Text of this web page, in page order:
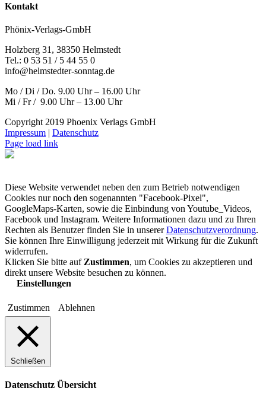
Kontakt
Phönix-Verlags-GmbH
Holzberg 31, 38350 Helmstedt
Tel.: 0 53 51 / 5 44 55 0
info@helmstedter-sonntag.de
Mo / Di / Do. 9.00 Uhr – 16.00 Uhr
Mi / Fr / 9.00 Uhr – 13.00 Uhr
Copyright 2019 Phoenix Verlags GmbH
Impressum | Datenschutz
Page load link
Diese Website verwendet neben den zum Betrieb notwendigen
Cookies nur noch den sogenannten "Facebook-Pixel",
GoogleMaps-Karten, sowie die Einbindung von Youtube_Videos,
Facebook und Instagram. Weitere Informationen dazu und zu Ihren
Rechten als Benutzer finden Sie in unsererDatenschutzverordnung.
Sie können Ihre Einwilligung jederzeit mit Wirkung für die Zukunft
widerrufen.
Klicken Sie bitte auf Zustimmen, um Cookies zu akzeptieren und
direkt unsere Website besuchen zu können.
Einstellungen
Zustimmen Ablehnen
Schließen
Datenschutz Übersicht